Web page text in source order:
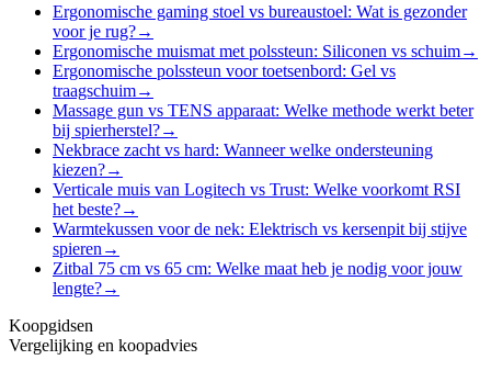
Ergonomische gaming stoel vs bureaustoel: Wat is gezonder
voor je rug?→
Ergonomische muismat met polssteun: Siliconen vs schuim→
Ergonomische polssteun voor toetsenbord: Gel vs
traagschuim→
Massage gun vs TENS apparaat: Welke methode werkt beter
bij spierherstel?→
Nekbrace zacht vs hard: Wanneer welke ondersteuning
kiezen?→
Verticale muis van Logitech vs Trust: Welke voorkomt RSI
het beste?→
Warmtekussen voor de nek: Elektrisch vs kersenpit bij stijve
spieren →
Zitbal 75 cm vs 65 cm: Welke maat heb je nodig voor jouw
lengte?→
Koopgidsen
Vergelijking en koopadvies